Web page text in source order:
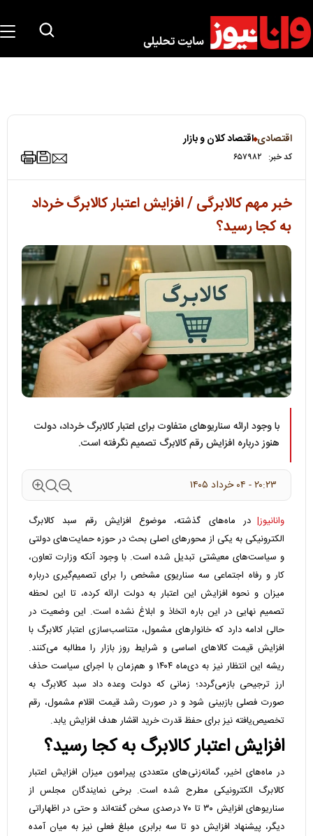
اقتصادی اقتصاد کلان و بازار
کد خبر: ۶۵۷۹۸۲
خبر مهم کالابرگی / افزایش اعتبار کالابرگ خرداد
به کجا رسید؟
با وجود ارائه سناریوهای متفاوت برای اعتبار کالابرگ خرداد، دولت
هنوز درباره افزایش رقم کالابرگ تصمیم نگرفته است.
۲۰:۲۳ - ۰۴ خرداد ۱۴۰۵
وانانیوز| در ماه‌های گذشته، موضوع افزایش رقم سبد کالابرگ
الکترونیکی به یکی از محورهای اصلی بحث در حوزه حمایت‌های دولتی
و سیاست‌های معیشتی تبدیل شده است. با وجود آنکه وزارت تعاون،
کار و رفاه اجتماعی سه سناریوی مشخص را برای تصمیم‌گیری درباره
میزان و نحوه افزایش این اعتبار به دولت ارائه کرده، تا این لحظه
تصمیم نهایی در این باره اتخاذ و ابلاغ نشده است. این وضعیت در
حالی ادامه دارد که خانوارهای مشمول، متناسب‌سازی اعتبار کالابرگ با
افزایش قیمت کالاهای اساسی و شرایط روز بازار را مطالبه می‌کنند.
ریشه این انتظار نیز به دی‌ماه ۱۴۰۴ و هم‌زمان با اجرای سیاست حذف
ارز ترجیحی بازمی‌گردد؛ زمانی که دولت وعده داد سبد کالابرگ به
صورت فصلی بازبینی شود و در صورت رشد قیمت اقلام مشمول، رقم
تخصیص‌یافته نیز برای حفظ قدرت خرید اقشار هدف افزایش یابد.
افزایش اعتبار کالابرگ به کجا رسید؟
در ماه‌های اخیر، گمانه‌زنی‌های متعددی پیرامون میزان افزایش اعتبار
کالابرگ الکترونیکی مطرح شده است. برخی نمایندگان مجلس از
سناریوهای افزایش ۳۰ تا ۷۰ درصدی سخن گفته‌اند و حتی در اظهاراتی
دیگر، پیشنهاد افزایش دو تا سه برابری مبلغ فعلی نیز به میان آمده